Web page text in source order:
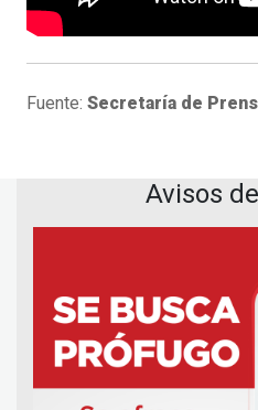
Fuente: Secretaría de
Avisos